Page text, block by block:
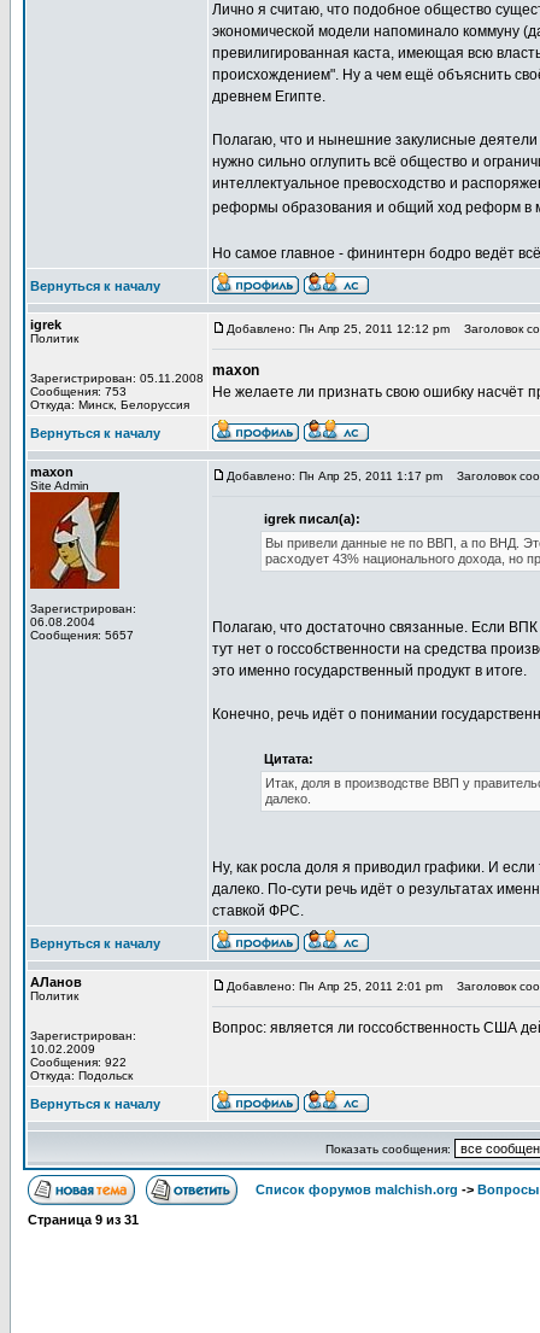
Лично я считаю, что подобное общество
экономической модели напоминало коммуну
превилигированная каста, имеющая всю
происхождением". Ну а чем ещё объяснить
древнем Египте.
Полагаю, что и нынешние закулисные деятели
нужно сильно оглупить всё общество и
интеллектуальное превосходство и
реформы образования и общий ход реформ
Но самое главное - фининтерн бодро ведёт
Вернуться к началу
igrek
Политик
Зарегистрирован: 05.11.2008
Сообщения: 753
Откуда: Минск, Белоруссия
Добавлено: Пн Апр 25, 2011 12:12 pm Заголовок
maxon
Не желаете ли признать свою ошибку насчёт
Вернуться к началу
maxon
Site Admin
Зарегистрирован:
06.08.2004
Сообщения: 5657
Добавлено: Пн Апр 25, 2011 1:17 pm Заголовок
igrek писал(а):
Вы привели данные не по ВВП, а по ВНД.
расходует 43% национального дохода, но
Полагаю, что достаточно связанные. Если
тут нет о госсобственности на средства
это именно государственный продукт в итоге.
Конечно, речь идёт о понимании
Цитата:
Итак, доля в производстве ВВП у
далеко.
Ну, как росла доля я приводил графики. И
далеко. По-сути речь идёт о результатах
ставкой ФРС.
Вернуться к началу
АЛанов
Политик
Зарегистрирован:
10.02.2009
Сообщения: 922
Откуда: Подольск
Добавлено: Пн Апр 25, 2011 2:01 pm Заголовок
Вопрос: является ли госсобственность США
Вернуться к началу
Показать сообщения:
Список форумов malchish.org -> Вопросы
Страница 9 из 31